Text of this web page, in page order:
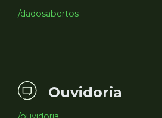
/dadosabertos
Ouvidoria